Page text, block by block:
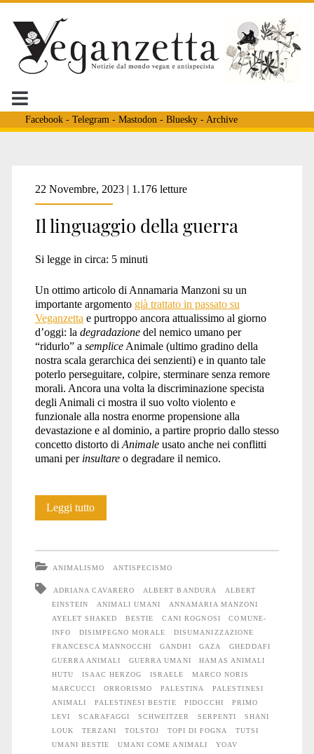
Facebook- Telegram - Mastodon - Bluesky- Archive
Tag:
<span>PALESTINESI
ANIMALI</span>
22 Novembre, 2023 | 1.176 letture
Il linguaggio della guerra
Si legge in circa: 5 minuti
Un ottimo articolo di Annamaria Manzoni su un
importante argomento già trattato in passato su
Veganzetta e purtroppo ancora attualissimo al giorno
d’oggi: la degradazionedel nemico umano per
“ridurlo” a sempliceAnimale (ultimo gradino della
nostra scala gerarchica dei senzienti) e in quanto tale
poterlo perseguitare, colpire, sterminare senza remore
morali. Ancora una volta la discriminazione specista
degli Animali ci mostra il suo volto violento e
funzionale alla nostra enorme propensione alla
devastazione e al dominio, a partire proprio dallo stesso
concetto distorto di Animaleusato anche nei conflitti
umani per insultareo degradare il nemico.
Leggi tuttoIl
ANIMALISMO ANTISPECISMO
ADRIANA CAVARERO ALBERT BANDURA
ALBERT
EINSTEIN
ANIMALI UMANI
ANNAMARIA MANZONI
AYELET SHAKED
BESTIE CANI ROGNOSI
COMUNE-
INFO
DISIMPEGNO MORALE
DISUMANIZZAZIONE
FRANCESCA MANNOCCHI
GANDHI GAZA
GHEDDAFI
GUERRA ANIMALI
GUERRA UMANI
HAMAS ANIMALI
HUTU
ISAAC HERZOG ISRAELE
MARCO NORIS
MARCUCCI
ORRORISMO PALESTINA
PALESTINESI
ANIMALI
PALESTINESI BESTIE PIDOCCHI
PRIMO
LEVI
SCARAFAGGI SCHWEITZER SERPENTI
SHANI
LOUK
TERZANI TOLSTOJ TOPI DI FOGNA
TUTSI
UMANI BESTIE
UMANI COME ANIMALI
YOAV